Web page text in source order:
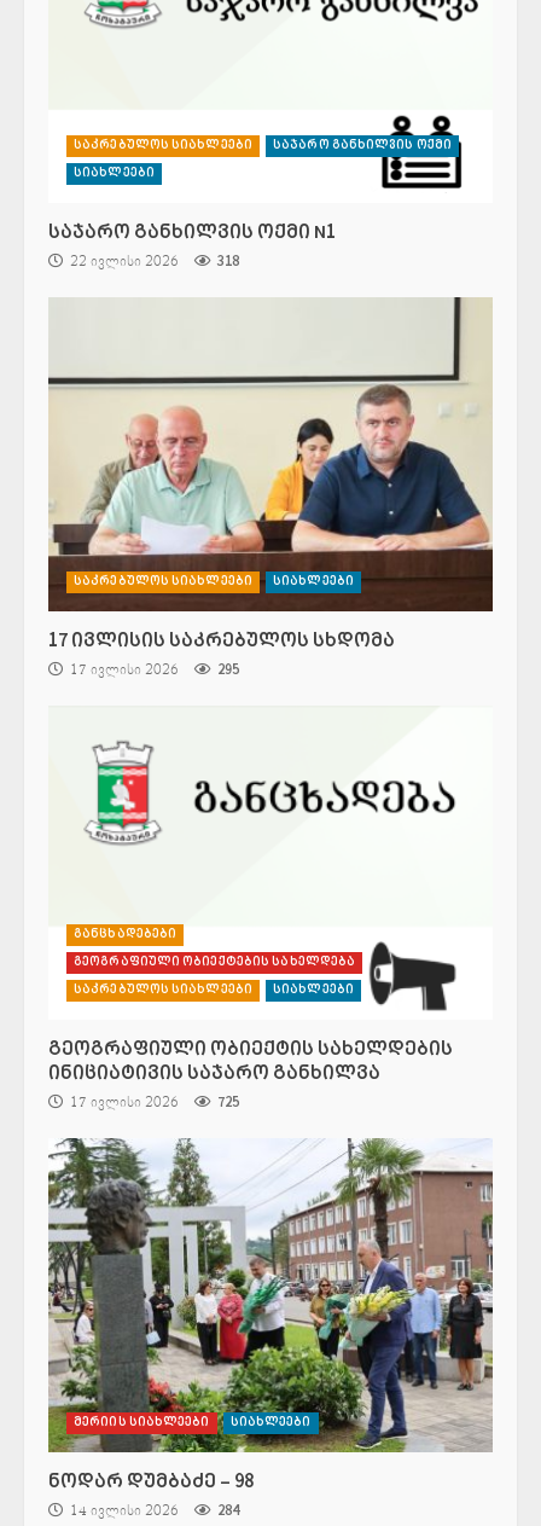
საკრებულოს სიახლეები საჯარო განხილვის ოქმი
სიახლეები
საჯარო განხილვის ოქმი N1
22 ივლისი 2026 318
საკრებულოს სიახლეები სიახლეები
17 ივლისის საკრებულოს სხდომა
17 ივლისი 2026 295
განცხადებები
გეოგრაფიული ობიექტების სახელდება
საკრებულოს სიახლეები სიახლეები
გეოგრაფიული ობიექტის სახელდების
ინიციატივის საჯარო განხილვა
17 ივლისი 2026 725
მერიის სიახლეები სიახლეები
ნოდარ დუმბაძე – 98
14 ივლისი 2026 284